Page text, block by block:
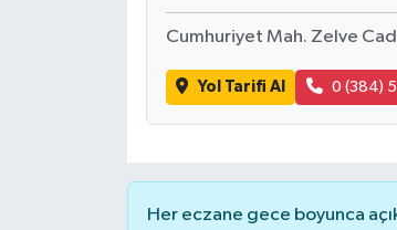
Cumhuriyet Mah. Zelve
Yol Tarifi Al 0 (384)
Her eczane gece boyunca